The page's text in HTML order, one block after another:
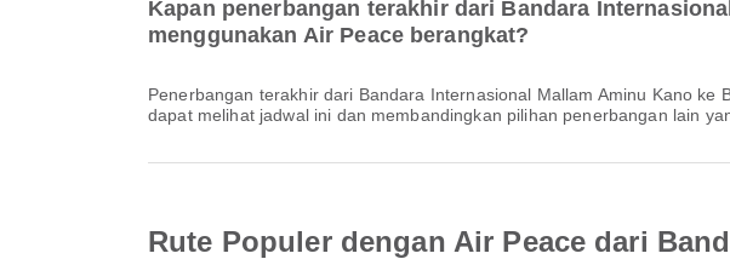
Kapan penerbangan terakhir dari Bandara
menggunakan Air Peace berangkat?
Penerbangan terakhir dari Bandara Internasional Mallam Aminu Kano ke Bandara Internasional Nnamdi Azikiwe dengan Air Peace berangkat pada pukul 16.45. Anda
dapat melihat jadwal ini dan membandingkan pilihan penerbangan lain
Rute Populer dengan Air Peace dari